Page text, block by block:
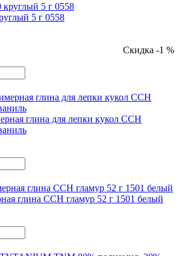
5 г 0558
Скидка -1 %
глина для лепки кукол CCH
глина CCH гламур 52 г 1501 белый